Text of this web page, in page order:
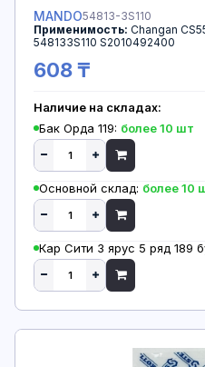
MANDO54813-3S110
Применимость: Changan
548133S110 S2010492400
608 ₸
Наличие на складах:
Бак Орда 119: более 10 шт
Основной склад: более 10
Кар Сити 3 ярус 5 ряд 189